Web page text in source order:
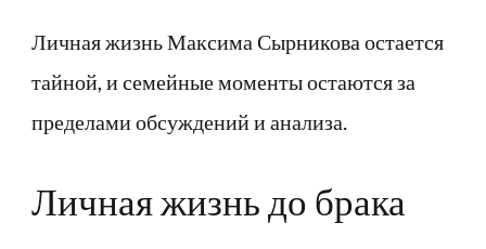
Личная жизнь Максима Сырникова остается
тайной, и семейные моменты остаются за
пределами обсуждений и анализа.
Личная жизнь до брака